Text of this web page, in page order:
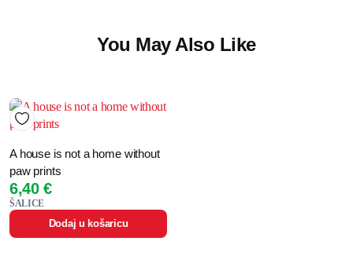
You May Also Like
A house is not a home without
paw prints
6,40 €
ŠALICE
Dodaj u košaricu